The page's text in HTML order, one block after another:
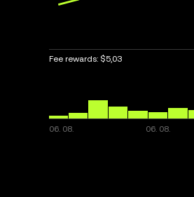
Fee rewards: $5,03